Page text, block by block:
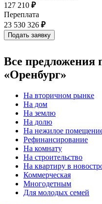
127 210 ₽
Переплата
23 530 326 ₽
Все предложения
«Оренбург»
На вторичном рынке
На дом
На землю
На долю
На нежилое
Рефинансирование
На комнату
На строительство
На квартиру в
Коммерческая
Многодетным
Для молодых семей